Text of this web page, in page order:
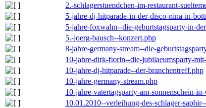
2.-schlagerstuendchen-im-restaurant-
5-jahre-dj-hitparade-in-der-disco-nina-in-
5-jahre-foxwahn--die-geburtstagsparty-in-
5.-joerg-bausch--konzert.php
8-jahre-germany-stream--die-
10-jahre-dirk-florin--die-jubilaeumsparty-
10-jahre-dj-hitparade--der-branchentreff.php
10-jahre-germany-stream.php
10-jahre-vatertagsparty-am-sonnenschein-
10.01.2010--verleihung-des-schlager-